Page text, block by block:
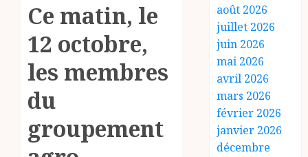
Ce matin, le
12 octobre,
les membres
du
groupement
août 2026
juillet 2026
juin 2026
mai 2026
avril 2026
mars 2026
février 2026
janvier 2026
décembre